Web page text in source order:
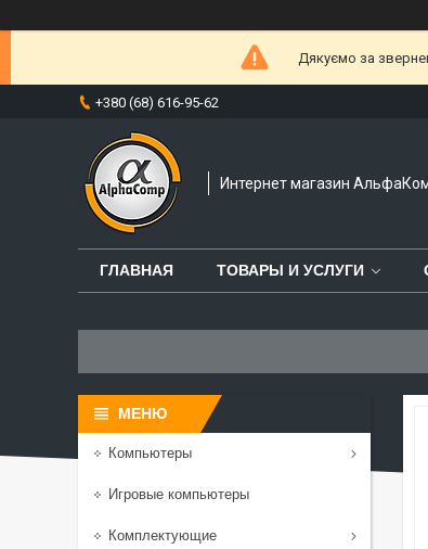
Дякуємо за
+380 (68) 616-95-62
Интернет магазин
ГЛАВНАЯ ТОВАРЫ И УСЛУГИ
Компьютеры
Игровые компьютеры
Комплектующие